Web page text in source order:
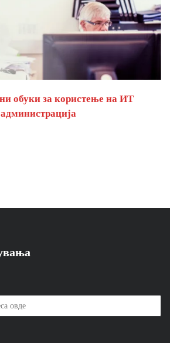
обуки за користење на ИТ